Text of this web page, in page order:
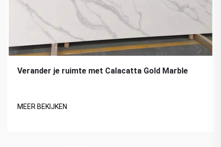
Verander je ruimte met Calacatta Gold Marble
MEER BEKIJKEN